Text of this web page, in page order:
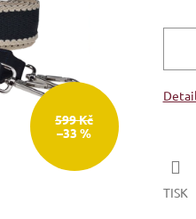
599 Kč
–33 %
TISK